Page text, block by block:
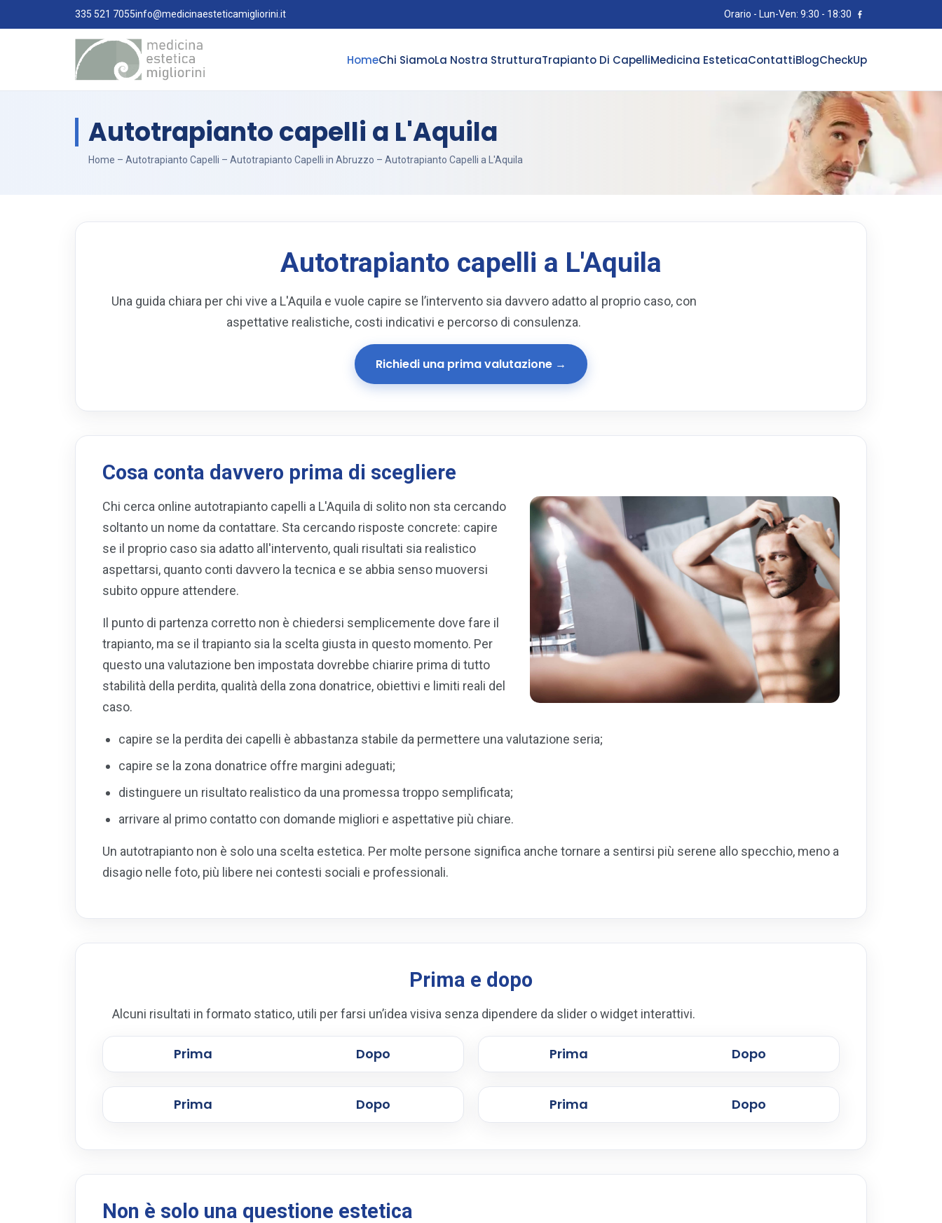
335 521 7055info@medicinaesteticamigliorini.it Orario - Lun-Ven: 9:30 - 18:30
HomeChi SiamoLa Nostra StrutturaTrapianto Di CapelliMedicina EsteticaContattiBlogCheckUp
Autotrapianto capelli a L'Aquila
Home – Autotrapianto Capelli – Autotrapianto Capelli in Abruzzo – Autotrapianto Capelli a L'Aquila
Autotrapianto capelli a L'Aquila
Una guida chiara per chi vive a L'Aquila e vuole capire se l’intervento sia davvero adatto al proprio caso, con
aspettative realistiche, costi indicativi e percorso di consulenza.
Richiedi una prima valutazione →
Cosa conta davvero prima di scegliere
Chi cerca online autotrapianto capelli a L'Aquila di solito non sta cercando
soltanto un nome da contattare. Sta cercando risposte concrete: capire
se il proprio caso sia adatto all'intervento, quali risultati sia realistico
aspettarsi, quanto conti davvero la tecnica e se abbia senso muoversi
subito oppure attendere.
Il punto di partenza corretto non è chiedersi semplicemente dove fare il
trapianto, ma se il trapianto sia la scelta giusta in questo momento. Per
questo una valutazione ben impostata dovrebbe chiarire prima di tutto
stabilità della perdita, qualità della zona donatrice, obiettivi e limiti reali del
caso.
capire se la perdita dei capelli è abbastanza stabile da permettere una valutazione seria;
capire se la zona donatrice offre margini adeguati;
distinguere un risultato realistico da una promessa troppo semplificata;
arrivare al primo contatto con domande migliori e aspettative più chiare.
Un autotrapianto non è solo una scelta estetica. Per molte persone significa anche tornare a sentirsi più serene allo specchio, meno a
disagio nelle foto, più libere nei contesti sociali e professionali.
Prima e dopo
Alcuni risultati in formato statico, utili per farsi un’idea visiva senza dipendere da slider o widget interattivi.
Prima Dopo Prima Dopo
Prima Dopo Prima Dopo
Non è solo una questione estetica